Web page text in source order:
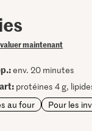
maintenant
env. 20 minutes
protéines 4 g,
au four Pour les